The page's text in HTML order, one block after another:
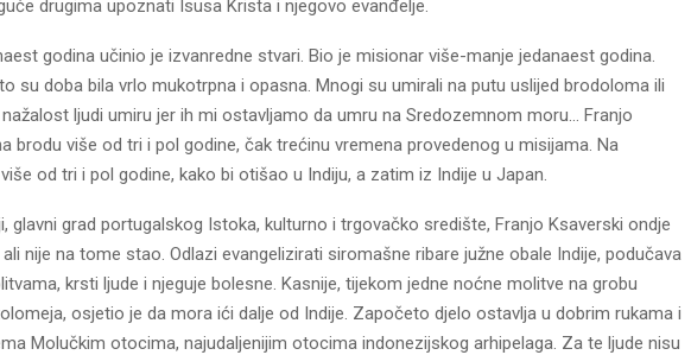
drugima upoznati Isusa Krista i njegovo evanđelje.
godina učinio je izvanredne stvari. Bio je misionar više-manje jedanaest godina.
su doba bila vrlo mukotrpna i opasna. Mnogi su umirali na putu uslijed brodoloma ili
ljudi umiru jer ih mi ostavljamo da umru na Sredozemnom moru… Franjo
brodu više od tri i pol godine, čak trećinu vremena provedenog u misijama. Na
od tri i pol godine, kako bi otišao u Indiju, a zatim iz Indije u Japan.
glavni grad portugalskog Istoka, kulturno i trgovačko središte, Franjo Ksaverski ondje
nije na tome stao. Odlazi evangelizirati siromašne ribare južne obale Indije, podučava
krsti ljude i njeguje bolesne. Kasnije, tijekom jedne noćne molitve na grobu
osjetio je da mora ići dalje od Indije. Započeto djelo ostavlja u dobrim rukama i
Molučkim otocima, najudaljenijim otocima indonezijskog arhipelaga. Za te ljude nisu